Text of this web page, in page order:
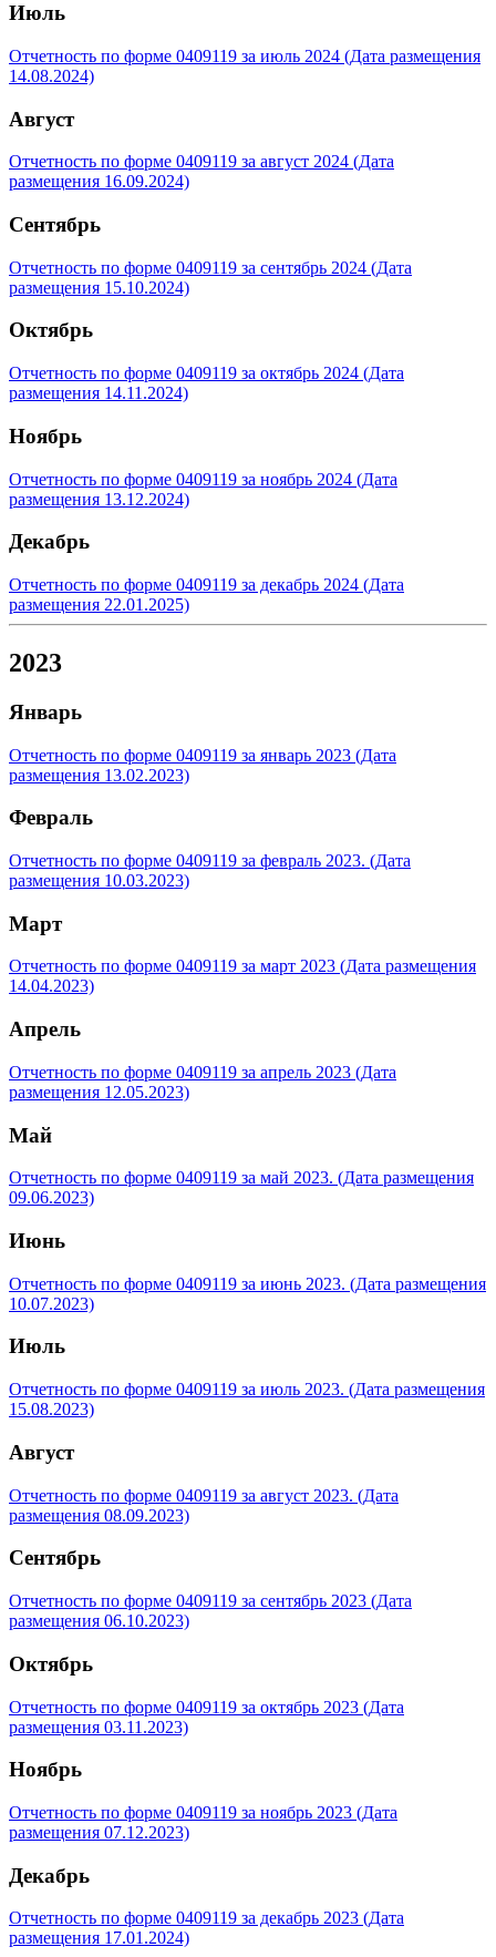
Июль
Отчетность по форме 0409119 за июль 2024 (Дата размещения
14.08.2024)
Август
Отчетность по форме 0409119 за август 2024 (Дата
размещения 16.09.2024)
Cентябрь
Отчетность по форме 0409119 за сентябрь 2024 (Дата
размещения 15.10.2024)
Октябрь
Отчетность по форме 0409119 за октябрь 2024 (Дата
размещения 14.11.2024)
Ноябрь
Отчетность по форме 0409119 за ноябрь 2024 (Дата
размещения 13.12.2024)
Декабрь
Отчетность по форме 0409119 за декабрь 2024 (Дата
размещения 22.01.2025)
2023
Январь
Отчетность по форме 0409119 за январь 2023 (Дата
размещения 13.02.2023)
Февраль
Отчетность по форме 0409119 за февраль 2023. (Дата
размещения 10.03.2023)
Март
Отчетность по форме 0409119 за март 2023 (Дата размещения
14.04.2023)
Апрель
Отчетность по форме 0409119 за апрель 2023 (Дата
размещения 12.05.2023)
Май
Отчетность по форме 0409119 за май 2023. (Дата размещения
09.06.2023)
Июнь
Отчетность по форме 0409119 за июнь 2023. (Дата размещения
10.07.2023)
Июль
Отчетность по форме 0409119 за июль 2023. (Дата размещения
15.08.2023)
Август
Отчетность по форме 0409119 за август 2023. (Дата
размещения 08.09.2023)
Сентябрь
Отчетность по форме 0409119 за сентябрь 2023 (Дата
размещения 06.10.2023)
Октябрь
Отчетность по форме 0409119 за октябрь 2023 (Дата
размещения 03.11.2023)
Ноябрь
Отчетность по форме 0409119 за ноябрь 2023 (Дата
размещения 07.12.2023)
Декабрь
Отчетность по форме 0409119 за декабрь 2023 (Дата
размещения 17.01.2024)